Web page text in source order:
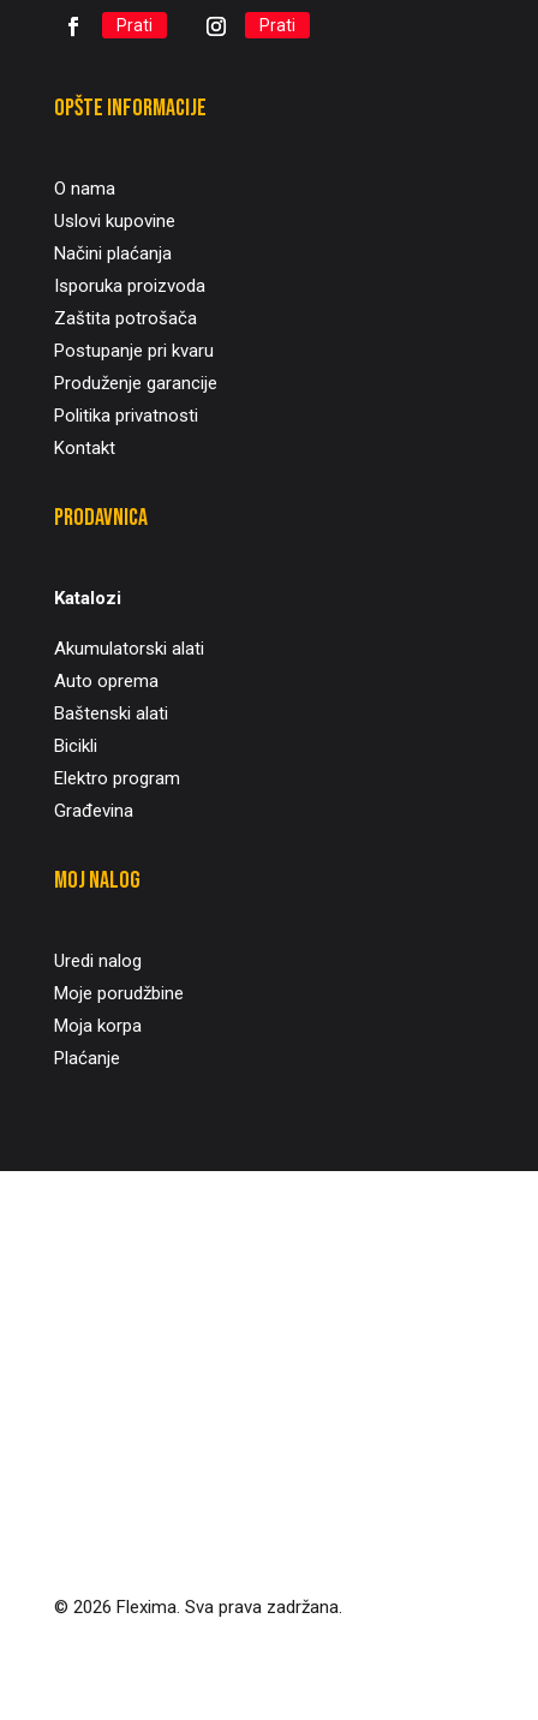
Prati Prati
Opšte informacije
O nama
Uslovi kupovine
Načini plaćanja
Isporuka proizvoda
Zaštita potrošača
Postupanje pri kvaru
Produženje garancije
Politika privatnosti
Kontakt
Prodavnica
Katalozi
Akumulatorski alati
Auto oprema
Baštenski alati
Bicikli
Elektro program
Građevina
Moj nalog
Uredi nalog
Moje porudžbine
Moja korpa
Plaćanje
© 2026 Flexima. Sva prava zadržana.